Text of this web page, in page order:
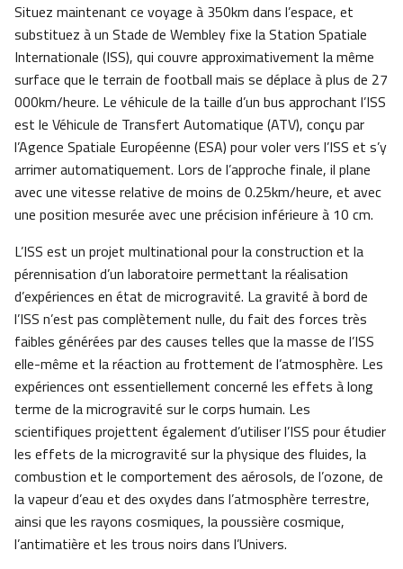
Situez maintenant ce voyage à 350km dans l’espace, et
substituez à un Stade de Wembley fixe la Station Spatiale
Internationale (ISS), qui couvre approximativement la même
surface que le terrain de football mais se déplace à plus de 27
000km/heure. Le véhicule de la taille d’un bus approchant l’ISS
est le Véhicule de Transfert Automatique (ATV), conçu par
l’Agence Spatiale Européenne (ESA) pour voler vers l’ISS et s’y
arrimer automatiquement. Lors de l’approche finale, il plane
avec une vitesse relative de moins de 0.25km/heure, et avec
une position mesurée avec une précision inférieure à 10 cm.
L’ISS est un projet multinational pour la construction et la
pérennisation d’un laboratoire permettant la réalisation
d’expériences en état de microgravité. La gravité à bord de
l’ISS n’est pas complètement nulle, du fait des forces très
faibles générées par des causes telles que la masse de l’ISS
elle-même et la réaction au frottement de l’atmosphère. Les
expériences ont essentiellement concerné les effets à long
terme de la microgravité sur le corps humain. Les
scientifiques projettent également d’utiliser l’ISS pour étudier
les effets de la microgravité sur la physique des fluides, la
combustion et le comportement des aérosols, de l’ozone, de
la vapeur d’eau et des oxydes dans l’atmosphère terrestre,
ainsi que les rayons cosmiques, la poussière cosmique,
l’antimatière et les trous noirs dans l’Univers.